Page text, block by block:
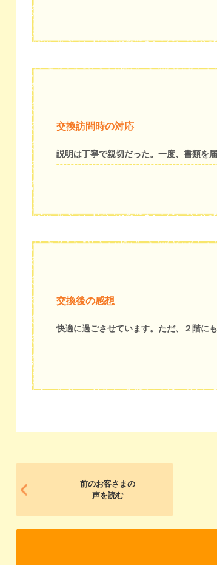
交換訪問時の対応
説明は丁寧で親切だった。一度、書類を
交換後の感想
快適に過ごさせています。ただ、２階に
前のお客さまの
声を読む